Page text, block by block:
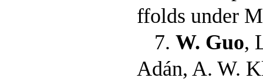
ffolds under
7. W. Guo,
Adán, A. W.